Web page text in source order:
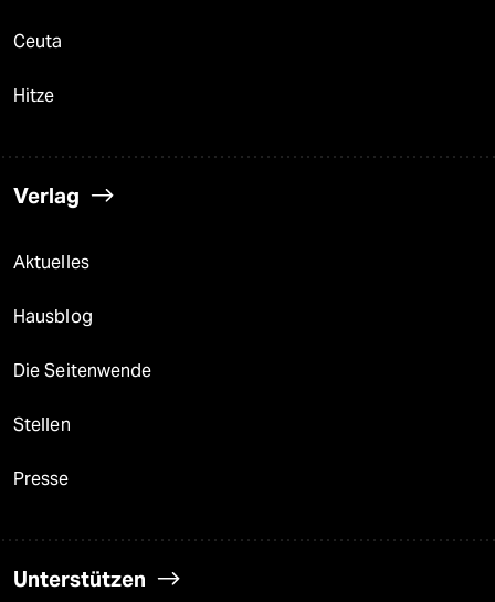
Ceuta
Hitze
Verlag
Aktuelles
Hausblog
Die Seitenwende
Stellen
Presse
Unterstützen